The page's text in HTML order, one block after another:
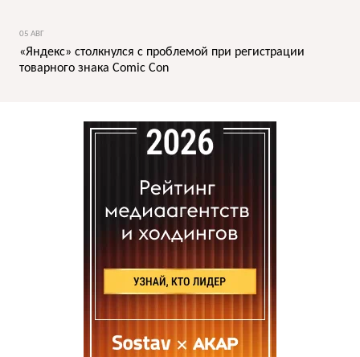
05 АВГ
«Яндекс» столкнулся с проблемой при регистрации
товарного знака Comic Con